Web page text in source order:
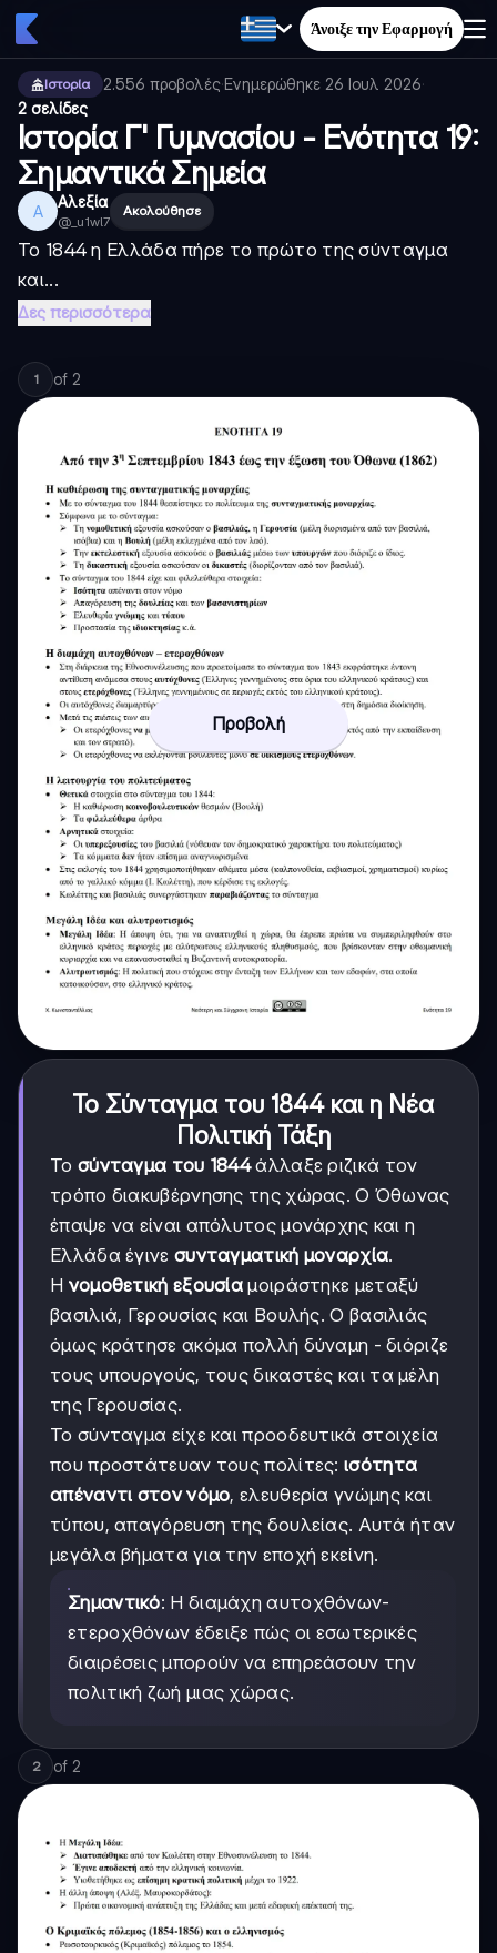
Άνοιξε την Εφαρμογή
Ιστορία 2.556 προβολές·Ενημερώθηκε 26 Ιουλ 2026·
2 σελίδες
Ιστορία Γ' Γυμνασίου - Ενότητα 19:
Σημαντικά Σημεία
Α Αλεξία
@ _u1wl7
Ακολούθησε
Το 1844 η Ελλάδα πήρε το πρώτο της σύνταγμα
και...
Δες περισσότερα
1 of 2
Προβολή
Το Σύνταγμα του 1844 και η Νέα
Πολιτική Τάξη
Το σύνταγμα του 1844άλλαξε ριζικά τον
τρόπο διακυβέρνησης της χώρας. Ο Όθωνας
έπαψε να είναι απόλυτος μονάρχης και η
Ελλάδα έγινε συνταγματική μοναρχία.
Η νομοθετική εξουσία μοιράστηκε μεταξύ
βασιλιά, Γερουσίας και Βουλής. Ο βασιλιάς
όμως κράτησε ακόμα πολλή δύναμη - διόριζε
τους υπουργούς, τους δικαστές και τα μέλη
της Γερουσίας.
Το σύνταγμα είχε και προοδευτικά στοιχεία
που προστάτευαν τους πολίτες:ισότητα
απέναντι στον νόμο, ελευθερία γνώμης και
τύπου, απαγόρευση της δουλείας. Αυτά ήταν
μεγάλα βήματα για την εποχή εκείνη.
Σημαντικό: Η διαμάχη αυτοχθόνων-
ετεροχθόνων έδειξε πώς οι εσωτερικές
διαιρέσεις μπορούν να επηρεάσουν την
πολιτική ζωή μιας χώρας.
2 of 2